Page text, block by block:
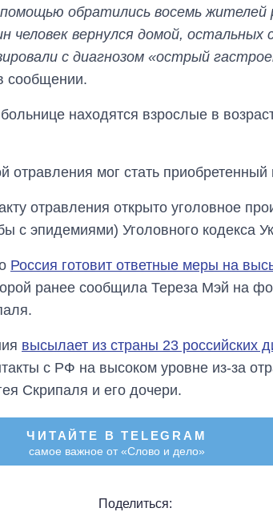
обратились восемь жителей
человек вернулся домой,
с диагнозом «острый
сообщении.
находятся взрослые в
отравления мог стать приобретенный
отравления открыто уголовное
с эпидемиями) Уголовного кодекса
Россия готовит ответные меры на
ранее сообщила Тереза Мэй на
высылает из страны 23 российских
с РФ на высоком уровне из-за
Скрипаля и его дочери.
ЧИТАЙТЕ В TELEGRAM
самое важное от «Слово и дело»
Поделиться: